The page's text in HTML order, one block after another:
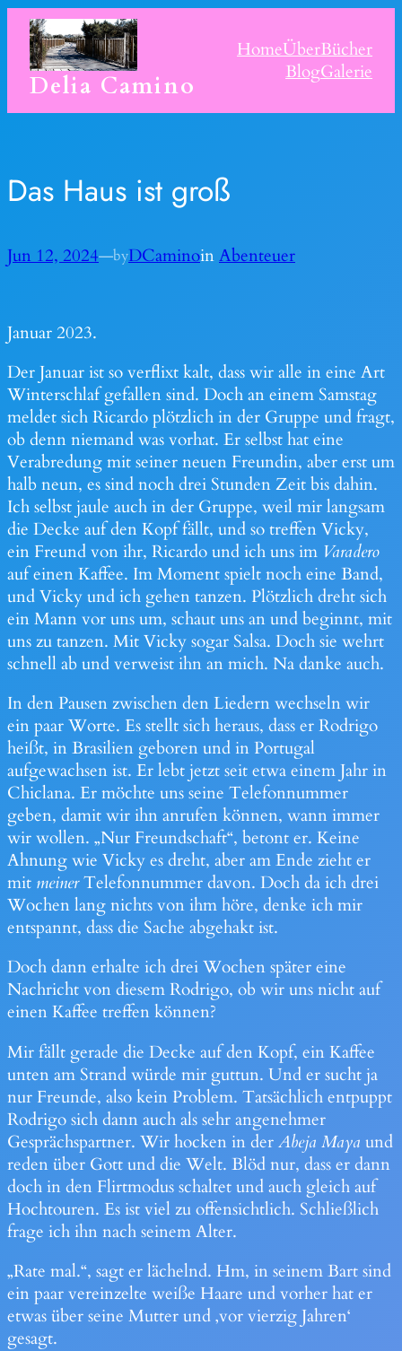
Skip
content
Delia Camino
HomeÜberBücher
BlogGalerie
Das Haus ist groß
Jun 12, 2024—byDCaminoinAbenteuer
Januar 2023.
Der Januar ist so verflixt kalt, dass wir alle in eine Art
Winterschlaf gefallen sind. Doch an einem Samstag
meldet sich Ricardo plötzlich in der Gruppe und fragt,
ob denn niemand was vorhat. Er selbst hat eine
Verabredung mit seiner neuen Freundin, aber erst um
halb neun, es sind noch drei Stunden Zeit bis dahin.
Ich selbst jaule auch in der Gruppe, weil mir langsam
die Decke auf den Kopf fällt, und so treffen Vicky,
ein Freund von ihr, Ricardo und ich uns im Varadero
auf einen Kaffee. Im Moment spielt noch eine Band,
und Vicky und ich gehen tanzen. Plötzlich dreht sich
ein Mann vor uns um, schaut uns an und beginnt, mit
uns zu tanzen. Mit Vicky sogar Salsa. Doch sie wehrt
schnell ab und verweist ihn an mich. Na danke auch.
In den Pausen zwischen den Liedern wechseln wir
ein paar Worte. Es stellt sich heraus, dass er Rodrigo
heißt, in Brasilien geboren und in Portugal
aufgewachsen ist. Er lebt jetzt seit etwa einem Jahr in
Chiclana. Er möchte uns seine Telefonnummer
geben, damit wir ihn anrufen können, wann immer
wir wollen. „Nur Freundschaft“, betont er. Keine
Ahnung wie Vicky es dreht, aber am Ende zieht er
mit meinerTelefonnummer davon. Doch da ich drei
Wochen lang nichts von ihm höre, denke ich mir
entspannt, dass die Sache abgehakt ist.
Doch dann erhalte ich drei Wochen später eine
Nachricht von diesem Rodrigo, ob wir uns nicht auf
einen Kaffee treffen können?
Mir fällt gerade die Decke auf den Kopf, ein Kaffee
unten am Strand würde mir guttun. Und er sucht ja
nur Freunde, also kein Problem. Tatsächlich entpuppt
Rodrigo sich dann auch als sehr angenehmer
Gesprächspartner. Wir hocken in derAbeja Maya und
reden über Gott und die Welt. Blöd nur, dass er dann
doch in den Flirtmodus schaltet und auch gleich auf
Hochtouren. Es ist viel zu offensichtlich. Schließlich
frage ich ihn nach seinem Alter.
„Rate mal.“, sagt er lächelnd. Hm, in seinem Bart sind
ein paar vereinzelte weiße Haare und vorher hat er
etwas über seine Mutter und ‚vor vierzig Jahren‘
gesagt.